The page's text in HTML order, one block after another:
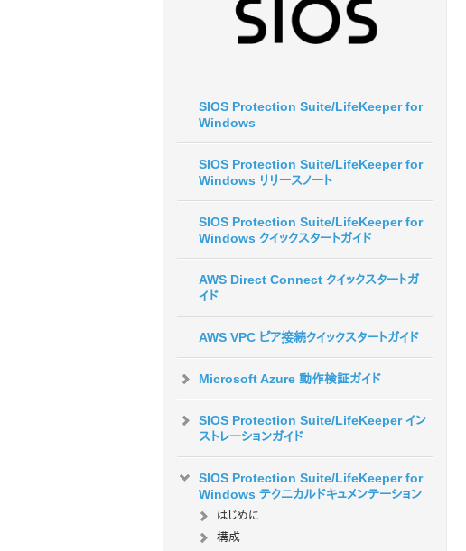
SIOS Protection Suite/LifeKeeper for
Windows
SIOS Protection Suite/LifeKeeper for
Windows リリースノート
SIOS Protection Suite/LifeKeeper for
Windows クイックスタートガイド
AWS Direct Connect クイックスタートガ
イド
AWS VPC ピア接続クイックスタートガイド
Microsoft Azure 動作検証ガイド
SIOS Protection Suite/LifeKeeper イン
ストレーションガイド
SIOS Protection Suite/LifeKeeper for
Windows テクニカルドキュメンテーション
はじめに
構成